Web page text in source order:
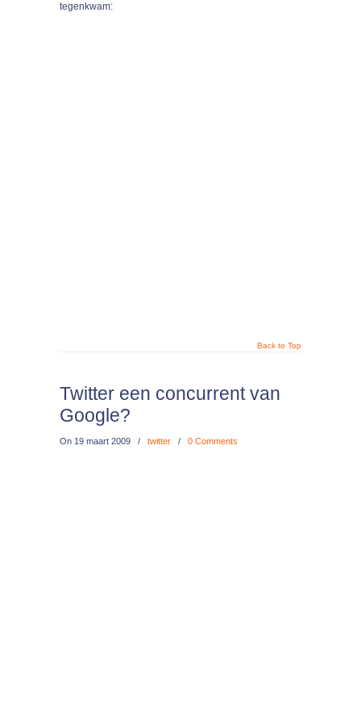
tegenkwam:
Back to Top
Twitter een concurrent van
Google?
On 19 maart 2009 / twitter / 0 Comments